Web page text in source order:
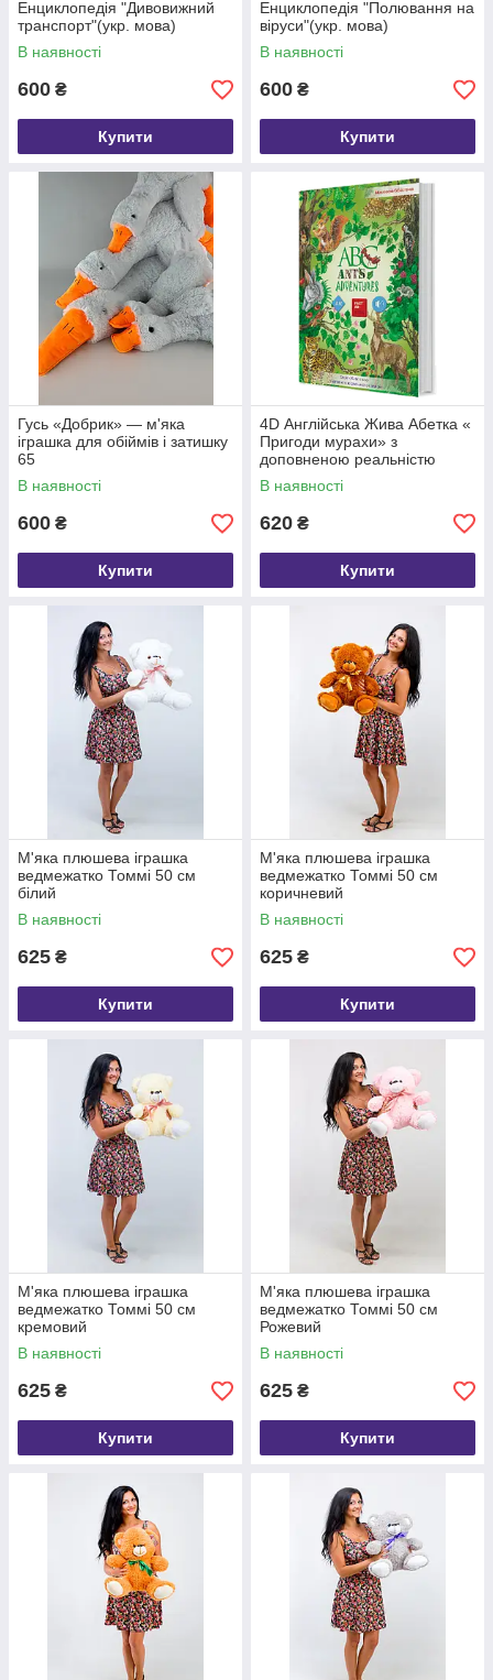
Енциклопедія "Дивовижний
транспорт"(укр. мова)
В наявності
600 ₴
Купити
Енциклопедія "Полювання на
віруси"(укр. мова)
В наявності
600 ₴
Купити
Гусь «Добрик» — м'яка
іграшка для обіймів і затишку
65
В наявності
600 ₴
Купити
4D Англійська Жива Абетка «
Пригоди мурахи» з
доповненою реальністю
В наявності
620 ₴
Купити
М'яка плюшева іграшка
ведмежатко Томмі 50 см
білий
В наявності
625 ₴
Купити
М'яка плюшева іграшка
ведмежатко Томмі 50 см
коричневий
В наявності
625 ₴
Купити
М'яка плюшева іграшка
ведмежатко Томмі 50 см
кремовий
В наявності
625 ₴
Купити
М'яка плюшева іграшка
ведмежатко Томмі 50 см
Рожевий
В наявності
625 ₴
Купити